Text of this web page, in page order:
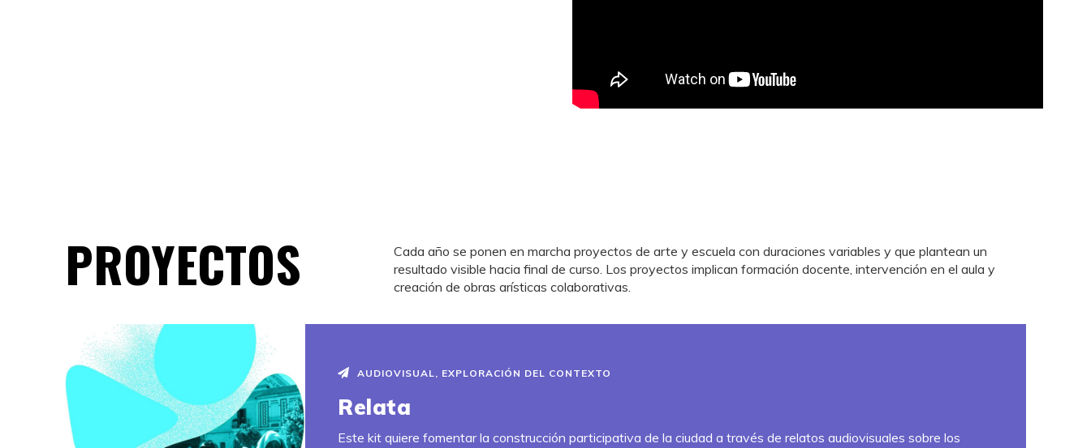
PROYECTOS
Cada año se ponen en marcha proyectos de arte y escuela con duraciones variables y que plantean un
resultado visible hacia final de curso. Los proyectos implican formación docente, intervención en el aula y
creación de obras arísticas colaborativas.
AUDIOVISUAL, EXPLORACIÓN DEL CONTEXTO
Relata
Este kit quiere fomentar la construcción participativa de la ciudad a través de relatos audiovisuales sobre los